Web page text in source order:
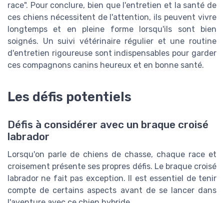
race". Pour conclure, bien que l'entretien et la santé de
ces chiens nécessitent de l'attention, ils peuvent vivre
longtemps et en pleine forme lorsqu'ils sont bien
soignés. Un suivi vétérinaire régulier et une routine
d'entretien rigoureuse sont indispensables pour garder
ces compagnons canins heureux et en bonne santé.
Les défis potentiels
Défis à considérer avec un braque croisé
labrador
Lorsqu'on parle de chiens de chasse, chaque race et
croisement présente ses propres défis. Le braque croisé
labrador ne fait pas exception. Il est essentiel de tenir
compte de certains aspects avant de se lancer dans